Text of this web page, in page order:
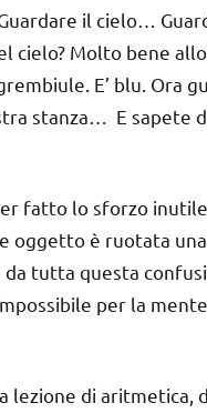
il cielo…
cielo? Molto bene
E’ blu. Ora
stanza… E sapete
fatto lo sforzo
oggetto è ruotata
tutta questa
per la
lezione di aritmetica,